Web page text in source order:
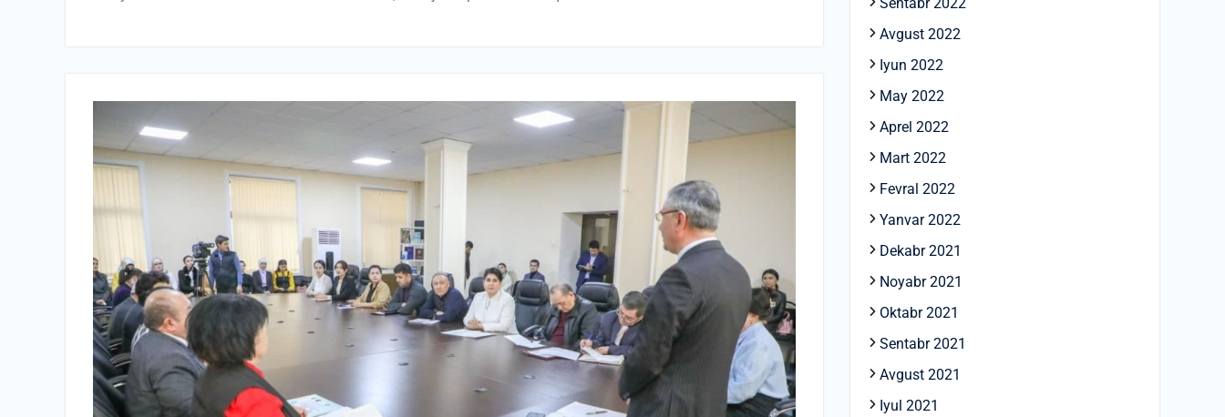
Avgust 2022
Iyun 2022
May 2022
Aprel 2022
Mart 2022
Fevral 2022
Yanvar 2022
Dekabr 2021
Noyabr 2021
Oktabr 2021
Sentabr 2021
Avgust 2021
Iyul 2021